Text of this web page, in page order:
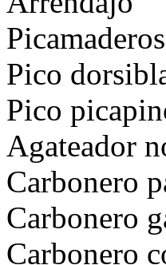
Pico
Pico
Agateador
Carbonero
Carbonero
Carbonero